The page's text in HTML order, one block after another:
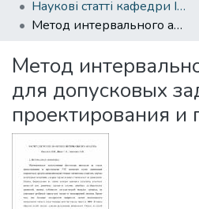
Statistics
Наукові статті кафедри ІТЕЗ
Метод интервального анализа для допусковых задач проектирования и производства
Метод
для допусковых
проектирования и